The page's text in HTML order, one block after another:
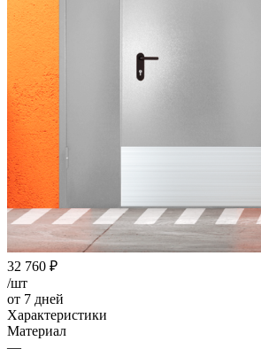
32 760 ₽
/шт
от 7 дней
Характеристики
Материал